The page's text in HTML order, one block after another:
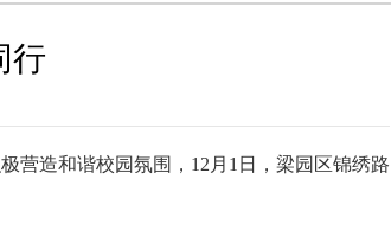
行
营造和谐校园氛围，12月1日，梁园区锦绣路